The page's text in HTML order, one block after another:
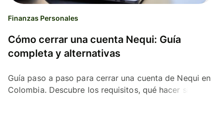
Finanzas Personales
Cómo cerrar una cuenta Nequi: Guía
completa y alternativas
Guía paso a paso para cerrar una cuenta de Nequi en
Colombia. Descubre los requisitos, qué hacer si